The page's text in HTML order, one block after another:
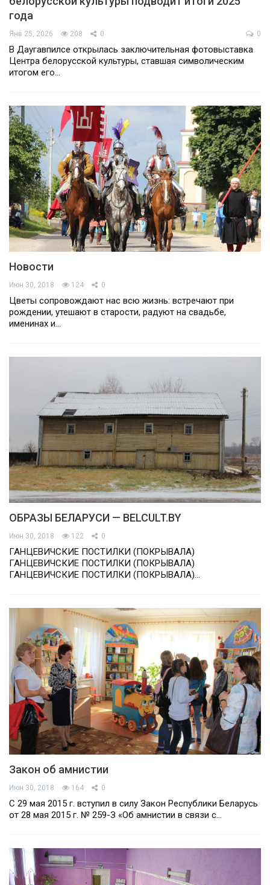
года
Янв 25, 2026 208 0 0
В Даугавпилсе открылась заключительная фотовыставка
Центра белорусской культуры, ставшая символическим
итогом его…
Новости
Июн 30, 2018 124 0
Цветы сопровождают нас всю жизнь: встречают при
рождении, утешают в старости, радуют на свадьбе,
именинах и…
ОБРАЗЫ БЕЛАРУСИ — BELCULT.BY
Июн 30, 2018 122 0
ГАНЦЕВИЧСКИЕ ПОСТИЛКИ (ПОКРЫВАЛА)
ГАНЦЕВИЧСКИЕ ПОСТИЛКИ (ПОКРЫВАЛА)
ГАНЦЕВИЧСКИЕ ПОСТИЛКИ (ПОКРЫВАЛА)…
Закон об амнистии
Июн 30, 2018 164 0
С 29 мая 2015 г. вступил в силу Закон Республики Беларусь
от 28 мая 2015 г. № 259-З «Об амнистии в связи с…